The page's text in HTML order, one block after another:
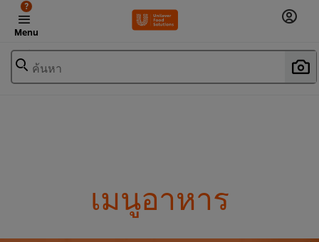
Menu
?
ค้นหา
เมนูอาหาร